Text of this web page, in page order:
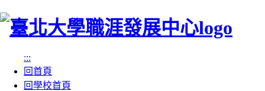
跳
:::
回首頁
回學校首頁